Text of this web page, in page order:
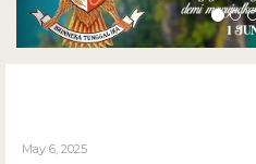
May 6, 2025